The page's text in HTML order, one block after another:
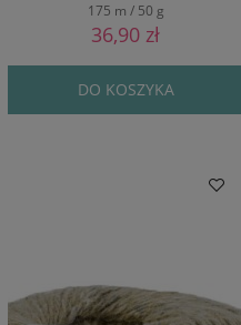
175 m / 50 g
36,90 zł
DO KOSZYKA